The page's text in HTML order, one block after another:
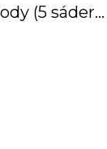
(5 sáder…